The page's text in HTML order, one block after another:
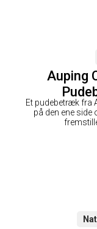
Auping
Et pudebetræk fra
på den ene side